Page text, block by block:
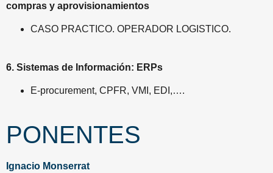
compras y aprovisionamientos
CASO PRACTICO. OPERADOR LOGISTICO.
6. Sistemas de Información: ERPs
E-procurement, CPFR, VMI, EDI,….
PONENTES
Ignacio Monserrat